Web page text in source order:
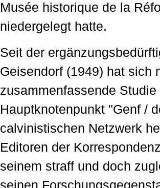
Musée historique de la
niedergelegt hatte.
Seit der
Geisendorf (1949) hat sich
zusammenfassende
Hauptknotenpunkt "Genf /
calvinistischen Netzwerk
Editoren der
seinem straff und doch
seinen